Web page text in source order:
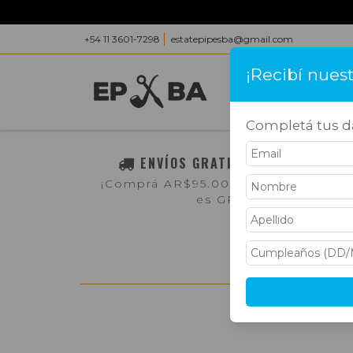
+54 11 3601-7298 estatepipesba@gmail.com
ENVÍOS GRATIS A TODO EL PAÍS
¡Comprá AR$95.000,- o más y el
es GRATIS!
¡Recibí
Completá tus